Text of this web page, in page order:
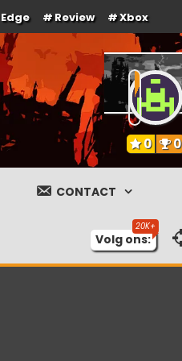
Edge Review Xbox
0 0
CONTACT
Volg ons: